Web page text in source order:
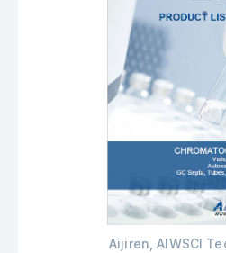
Aijiren, AlWSCI